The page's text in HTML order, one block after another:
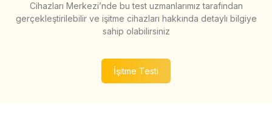
Cihazları Merkezi’nde bu test uzmanlarımız tarafından
gerçekleştirilebilir ve işitme cihazları hakkında detaylı bilgiye
sahip olabilirsiniz
İşitme Testi